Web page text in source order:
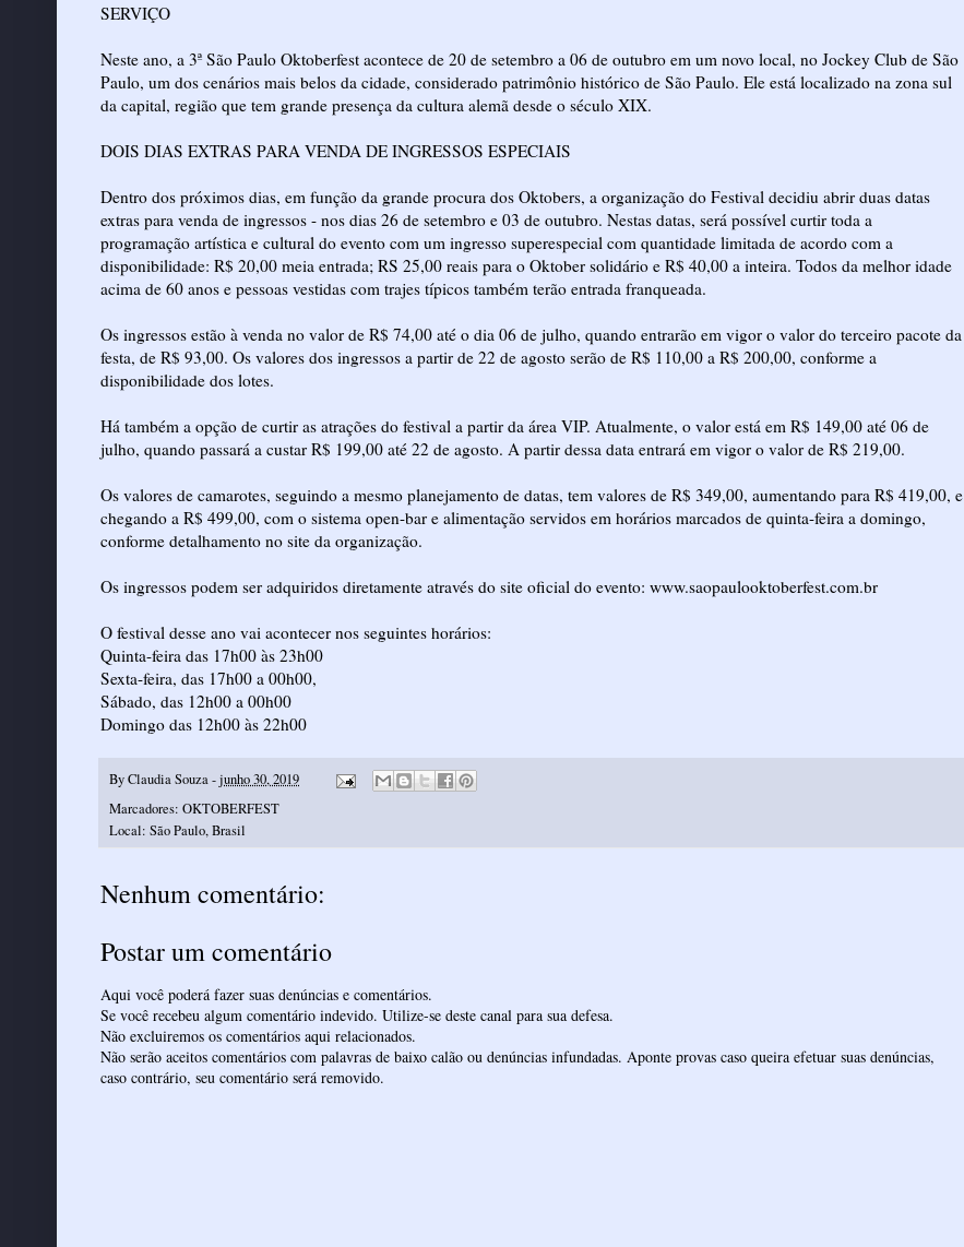
SERVIÇO
Neste ano, a 3ª São Paulo Oktoberfest acontece de 20 de setembro a 06 de outubro em um novo local, no Jockey Club de São
Paulo, um dos cenários mais belos da cidade, considerado patrimônio histórico de São Paulo. Ele está localizado na zona sul
da capital, região que tem grande presença da cultura alemã desde o século XIX.
DOIS DIAS EXTRAS PARA VENDA DE INGRESSOS ESPECIAIS
Dentro dos próximos dias, em função da grande procura dos Oktobers, a organização do Festival decidiu abrir duas datas
extras para venda de ingressos - nos dias 26 de setembro e 03 de outubro. Nestas datas, será possível curtir toda a
programação artística e cultural do evento com um ingresso superespecial com quantidade limitada de acordo com a
disponibilidade: R$ 20,00 meia entrada; RS 25,00 reais para o Oktober solidário e R$ 40,00 a inteira. Todos da melhor idade
acima de 60 anos e pessoas vestidas com trajes típicos também terão entrada franqueada.
Os ingressos estão à venda no valor de R$ 74,00 até o dia 06 de julho, quando entrarão em vigor o valor do terceiro pacote da
festa, de R$ 93,00. Os valores dos ingressos a partir de 22 de agosto serão de R$ 110,00 a R$ 200,00, conforme a
disponibilidade dos lotes.
Há também a opção de curtir as atrações do festival a partir da área VIP. Atualmente, o valor está em R$ 149,00 até 06 de
julho, quando passará a custar R$ 199,00 até 22 de agosto. A partir dessa data entrará em vigor o valor de R$ 219,00.
Os valores de camarotes, seguindo a mesmo planejamento de datas, tem valores de R$ 349,00, aumentando para R$ 419,00, e
chegando a R$ 499,00, com o sistema open-bar e alimentação servidos em horários marcados de quinta-feira a domingo,
conforme detalhamento no site da organização.
Os ingressos podem ser adquiridos diretamente através do site oficial do evento: www.saopaulooktoberfest.com.br
O festival desse ano vai acontecer nos seguintes horários:
Quinta-feira das 17h00 às 23h00
Sexta-feira, das 17h00 a 00h00,
Sábado, das 12h00 a 00h00
Domingo das 12h00 às 22h00
ByClaudia Souza-junho 30, 2019
Marcadores: OKTOBERFEST
Local: São Paulo, Brasil
Nenhum comentário:
Postar um comentário
Aqui você poderá fazer suas denúncias e comentários.
Se você recebeu algum comentário indevido. Utilize-se deste canal para sua defesa.
Não excluiremos os comentários aqui relacionados.
Não serão aceitos comentários com palavras de baixo calão ou denúncias infundadas. Aponte provas caso queira efetuar suas denúncias,
caso contrário, seu comentário será removido.